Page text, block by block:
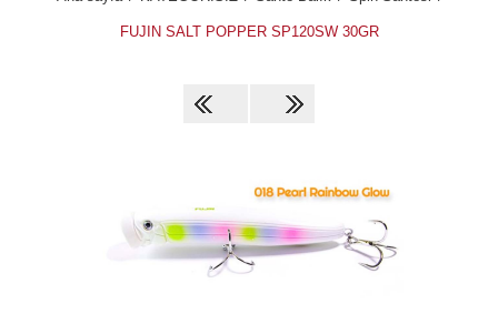
FUJIN SALT POPPER SP120SW 30GR